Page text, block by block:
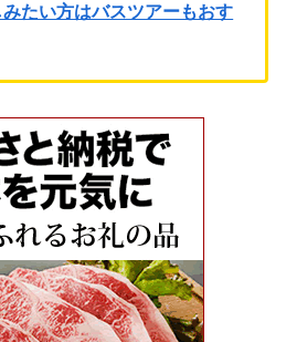
たい方はバスツアーもおす